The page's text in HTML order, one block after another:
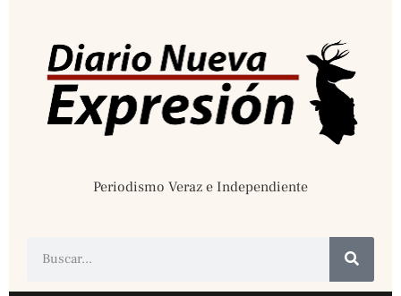
Periodismo Veraz e Independiente